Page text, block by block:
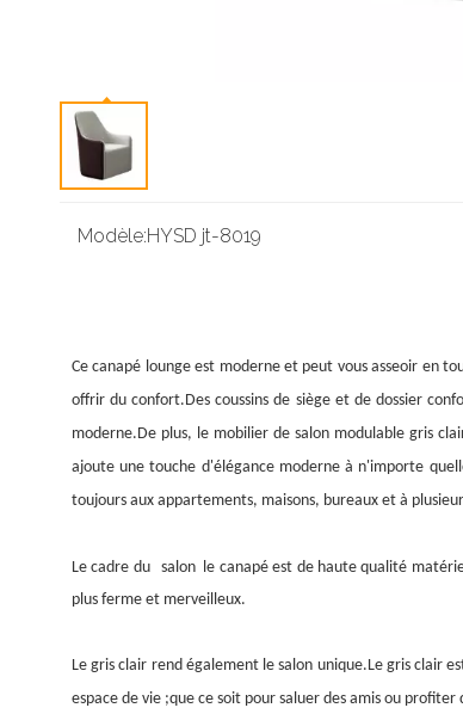
Modèle:HYSD jt-8019
Ce canapé lounge est moderne et peut vous asseoir en
offrir du confort.Des coussins de siège et de dossier
moderne.De plus, le mobilier de salon modulable gris
ajoute une touche d'élégance moderne à n'importe
toujours aux appartements, maisons, bureaux et à
Le cadre du salonle canapé est de haute qualité
plus ferme et merveilleux.
Le gris clair rend également le salon unique.Le gris clair
espace de vie ;que ce soit pour saluer des amis ou